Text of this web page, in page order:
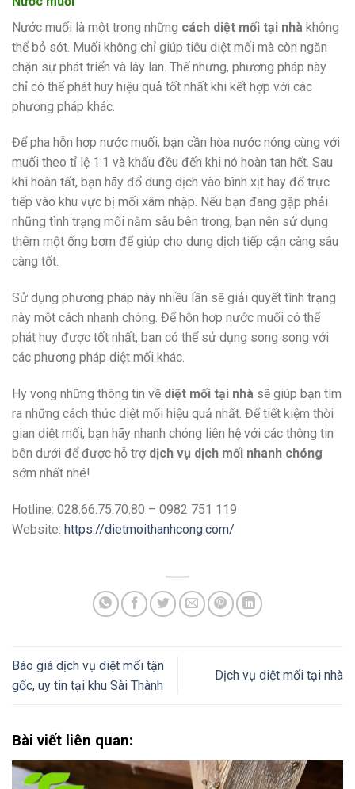
Nước muối là một trong những cách diệt mối tại nhà không
thể bỏ sót. Muối không chỉ giúp tiêu diệt mối mà còn ngăn
chặn sự phát triển và lây lan. Thế nhưng, phương pháp này
chỉ có thể phát huy hiệu quả tốt nhất khi kết hợp với các
phương pháp khác.
Để pha hỗn hợp nước muối, bạn cần hòa nước nóng cùng với
muối theo tỉ lệ 1:1 và khấu đều đến khi nó hoàn tan hết. Sau
khi hoàn tất, bạn hãy đổ dung dịch vào bình xịt hay đổ trực
tiếp vào khu vực bị mối xâm nhập. Nếu bạn đang gặp phải
những tình trạng mối nằm sâu bên trong, bạn nên sử dụng
thêm một ống bơm để giúp cho dung dịch tiếp cận càng sâu
càng tốt.
Sử dụng phương pháp này nhiều lần sẽ giải quyết tình trạng
này một cách nhanh chóng. Để hỗn hợp nước muối có thể
phát huy được tốt nhất, bạn có thể sử dụng song song với
các phương pháp diệt mối khác.
Hy vọng những thông tin về diệt mối tại nhà sẽ giúp bạn tìm
ra những cách thức diệt mối hiệu quả nhất. Để tiết kiệm thời
gian diệt mối, bạn hãy nhanh chóng liên hệ với các thông tin
bên dưới để được hỗ trợ dịch vụ dịch mối nhanh chóng
sớm nhất nhé!
Hotline: 028.66.75.70.80 – 0982 751 119
Website: https://dietmoithanhcong.com/
Báo giá dịch vụ diệt mối tận
gốc, uy tin tại khu Sài Thành
Dịch vụ diệt mối tại nhà
Bài viết liên quan: